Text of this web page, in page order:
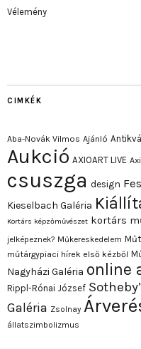
Vélemény
CIMKÉK
Aba-Novák Vilmos Ajánló
Aukció AXIOART LIVE
csuszga design
Kieselbach Galéria
Kortárs képzőművészet kortárs
jelképeznek? Műkereskedelem
műtárgypiaci hírek első kézből
Nagyházi Galéria online
Rippl-Rónai József
Galéria Zsolnay
állatszimbolizmus